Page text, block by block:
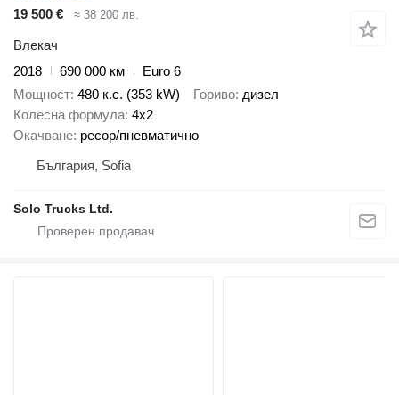
19 500 €
≈ 38 200 лв.
Влекач
2018
690 000 км
Euro 6
Мощност 480 к.с. (353 kW) Гориво дизел
Колесна формула 4x2
Окачване ресор/пневматично
България, Sofia
Solo Trucks Ltd.